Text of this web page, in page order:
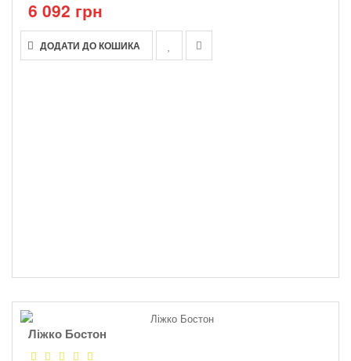
6 092 грн
ДОДАТИ ДО КОШИКА
Ліжко Бостон